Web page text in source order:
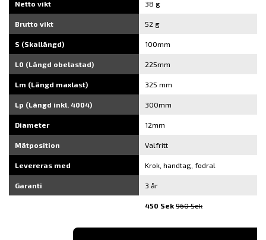
Netto vikt 38 g
Brutto vikt 52 g
S (Skallängd) 100mm
L0 (Längd obelastad) 225mm
Lm (Längd maxlast) 325 mm
Lp (Längd inkl. 4004) 300mm
Diameter 12mm
Mätposition Valfritt
Levereras med Krok, handtag, fodral
Garanti 3 år
450 Sek 960 Sek